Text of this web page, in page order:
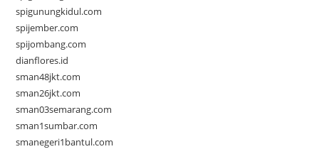
spigunungkidul.com
spijember.com
spijombang.com
dianflores.id
sman48jkt.com
sman26jkt.com
sman03semarang.com
sman1sumbar.com
smanegeri1bantul.com